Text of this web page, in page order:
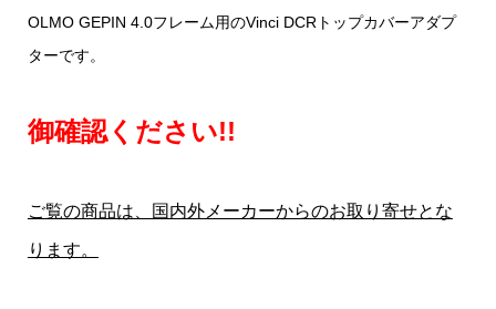
OLMO GEPIN 4.0フレーム用のVinci DCRトップカバーアダプ
ターです。
御確認ください!!
ご覧の商品は、国内外メーカーからのお取り寄せとな
ります。